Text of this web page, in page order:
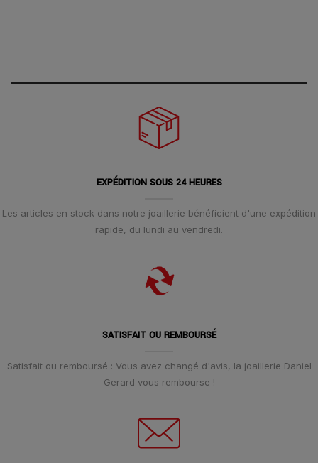
EXPÉDITION SOUS 24 HEURES
Les articles en stock dans notre joaillerie bénéficient d'une expédition
rapide, du lundi au vendredi.
SATISFAIT OU REMBOURSÉ
Satisfait ou remboursé : Vous avez changé d'avis, la joaillerie Daniel
Gerard vous rembourse !